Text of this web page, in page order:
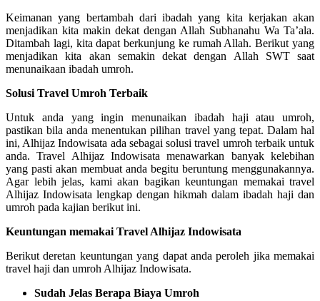
Keimanan yang bertambah dari ibadah yang kita kerjakan akan
menjadikan kita makin dekat dengan Allah Subhanahu Wa Ta’ala.
Ditambah lagi, kita dapat berkunjung ke rumah Allah. Berikut yang
menjadikan kita akan semakin dekat dengan Allah SWT saat
menunaikaan ibadah umroh.
Solusi Travel Umroh Terbaik
Untuk anda yang ingin menunaikan ibadah haji atau umroh,
pastikan bila anda menentukan pilihan travel yang tepat. Dalam hal
ini, Alhijaz Indowisata ada sebagai solusi travel umroh terbaik untuk
anda. Travel Alhijaz Indowisata menawarkan banyak kelebihan
yang pasti akan membuat anda begitu beruntung menggunakannya.
Agar lebih jelas, kami akan bagikan keuntungan memakai travel
Alhijaz Indowisata lengkap dengan hikmah dalam ibadah haji dan
umroh pada kajian berikut ini.
Keuntungan memakai Travel Alhijaz Indowisata
Berikut deretan keuntungan yang dapat anda peroleh jika memakai
travel haji dan umroh Alhijaz Indowisata.
Sudah Jelas Berapa Biaya Umroh